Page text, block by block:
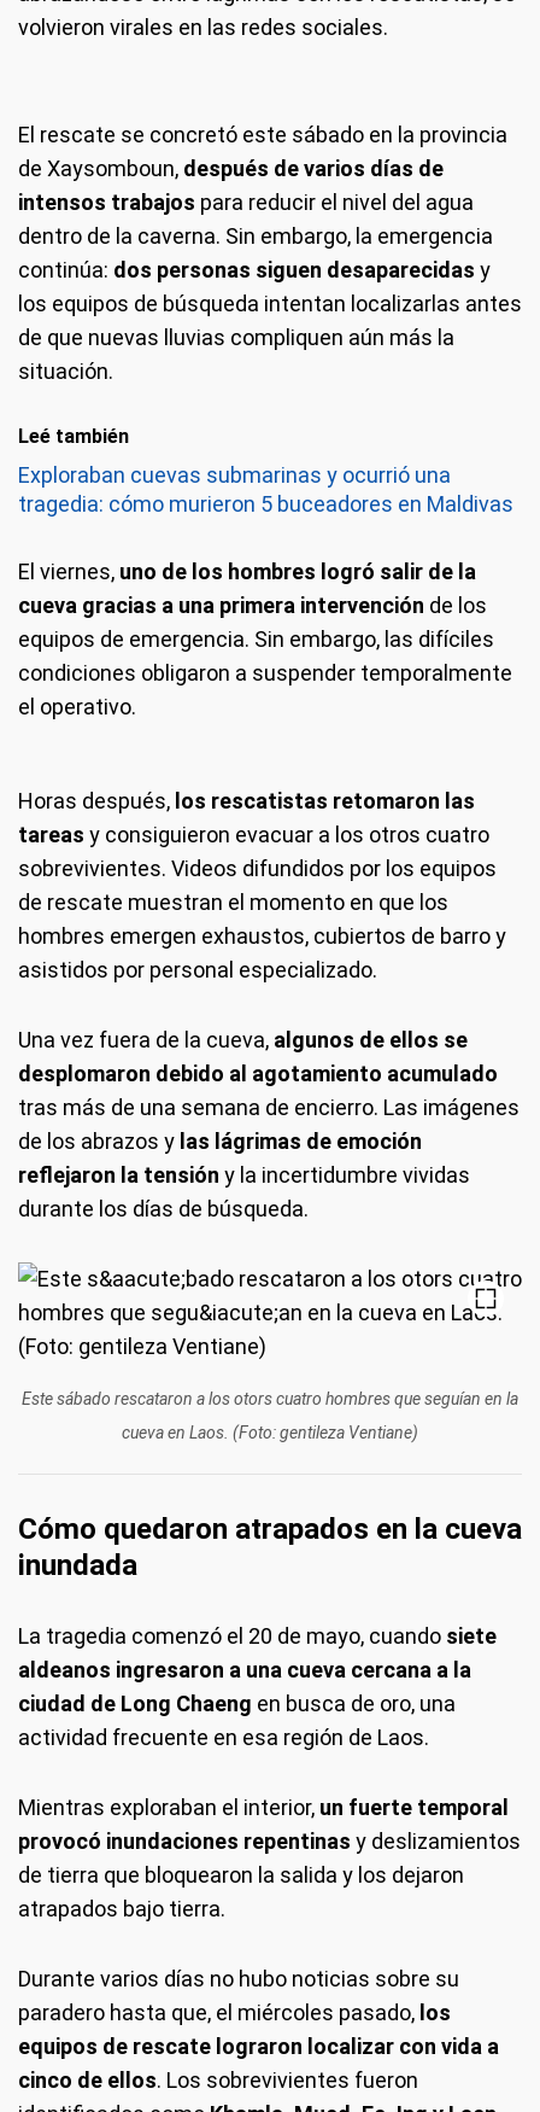
volvieron virales en las redes sociales.
El rescate se concretó este sábado en la provincia
de Xaysomboun, después de varios días de
intensos trabajos para reducir el nivel del agua
dentro de la caverna. Sin embargo, la emergencia
continúa: dos personas siguen desaparecidas y
los equipos de búsqueda intentan localizarlas antes
de que nuevas lluvias compliquen aún más la
situación.
Leé también
Exploraban cuevas submarinas y ocurrió una
tragedia: cómo murieron 5 buceadores en Maldivas
El viernes, uno de los hombres logró salir de la
cueva gracias a una primera intervención de los
equipos de emergencia. Sin embargo, las difíciles
condiciones obligaron a suspender temporalmente
el operativo.
Horas después, los rescatistas retomaron las
tareas y consiguieron evacuar a los otros cuatro
sobrevivientes. Videos difundidos por los equipos
de rescate muestran el momento en que los
hombres emergen exhaustos, cubiertos de barro y
asistidos por personal especializado.
Una vez fuera de la cueva, algunos de ellos se
desplomaron debido al agotamiento acumulado
tras más de una semana de encierro. Las imágenes
de los abrazos y las lágrimas de emoción
reflejaron la tensión y la incertidumbre vividas
durante los días de búsqueda.
Este sábado rescataron a los otors cuatro hombres que seguían en la
cueva en Laos. (Foto: gentileza Ventiane)
Cómo quedaron atrapados en la cueva
inundada
La tragedia comenzó el 20 de mayo, cuando siete
aldeanos ingresaron a una cueva cercana a la
ciudad de Long Chaeng en busca de oro, una
actividad frecuente en esa región de Laos.
Mientras exploraban el interior, un fuerte temporal
provocó inundaciones repentinas y deslizamientos
de tierra que bloquearon la salida y los dejaron
atrapados bajo tierra.
Durante varios días no hubo noticias sobre su
paradero hasta que, el miércoles pasado, los
equipos de rescate lograron localizar con vida a
cinco de ellos. Los sobrevivientes fueron